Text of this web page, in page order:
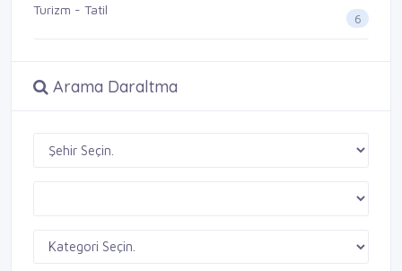
Turizm - Tatil
6
Arama Daraltma